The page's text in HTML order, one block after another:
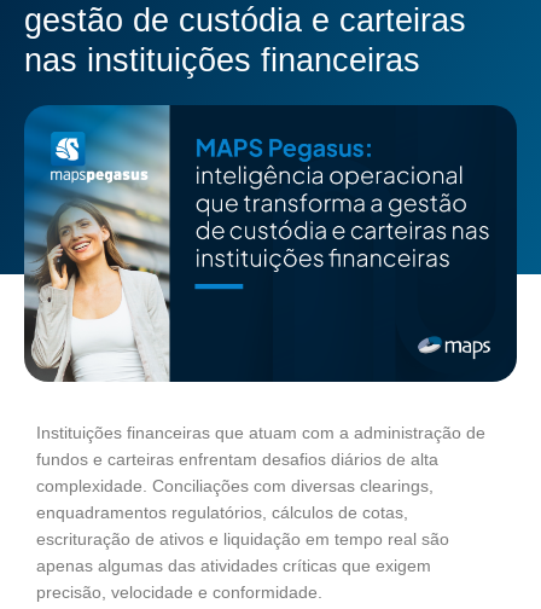
gestão de custódia e carteiras
nas instituições financeiras
Instituições financeiras que atuam com a administração de
fundos e carteiras enfrentam desafios diários de alta
complexidade. Conciliações com diversas clearings,
enquadramentos regulatórios, cálculos de cotas,
escrituração de ativos e liquidação em tempo real são
apenas algumas das atividades críticas que exigem
precisão, velocidade e conformidade.